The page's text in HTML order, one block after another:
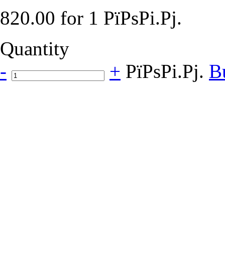
820.00 for 1 РїРѕРі.Рј.
Quantity
-
+ РїРѕРі.Рј.